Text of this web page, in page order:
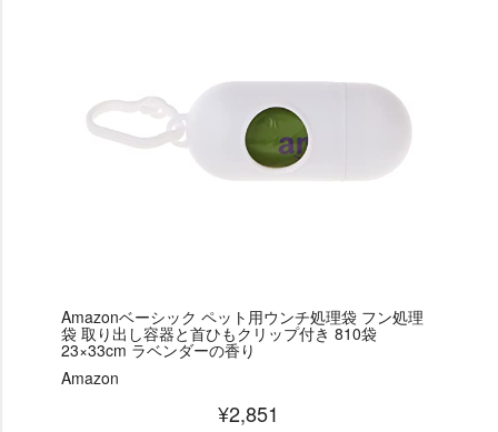
Amazonベーシック ペット用ウンチ処理袋 フン処理
袋 取り出し容器と首ひもクリップ付き 810袋
23×33cm ラベンダーの香り
Amazon
¥2,851